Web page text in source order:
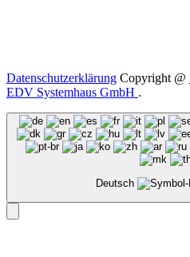
Datenschutzerklärung Copyright @
EDV Systemhaus GmbH .
Deutsch